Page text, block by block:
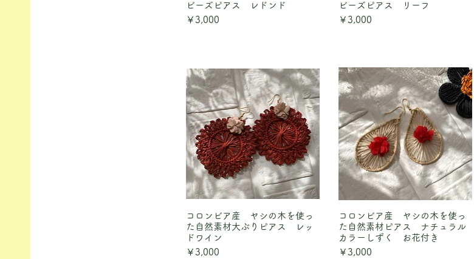
クイックビュー
ビーズピアス レドンド
価格
￥3,000
クイックビュー
ビーズピアス リーフ
価格
￥3,000
クイックビュー
コロンビア産 ヤシの木を使っ
た自然素材大ぶりピアス レッ
ドワイン
価格
￥3,000
クイックビュー
コロンビア産 ヤシの木を使っ
た自然素材ピアス ナチュラル
カラーしずく お花付き
価格
￥3,000